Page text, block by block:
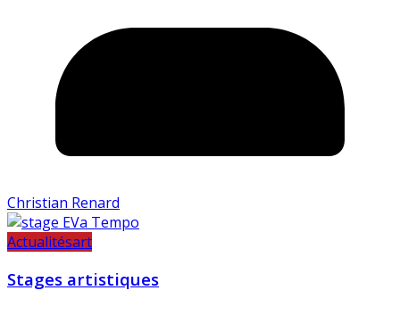
Christian Renard
Actualitésart
Stages artistiques